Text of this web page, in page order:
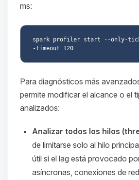
ms:
spark profiler start --only-
Para diagnósticos más
permite modificar el alcance o el
analizados:
Analizar todos los hilos
de limitarse solo al hilo
útil si el lag está provocado
asíncronas, conexiones de